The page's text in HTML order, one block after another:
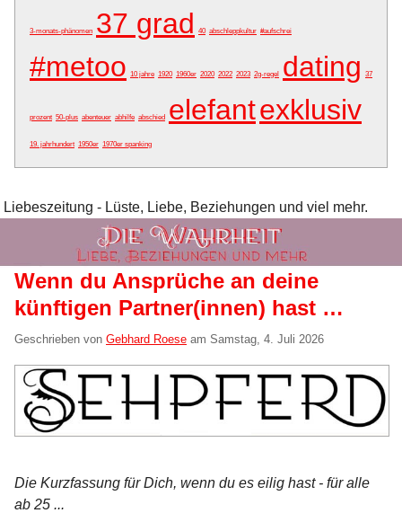
3-monats-phänomen 37 grad 40 abschleppkultur #aufschrei
#metoo 10 jahre 1920 1960er 2020 2022 2023 2g-regel dating 37
prozent 50-plus abenteuer abhilfe abschied elefantexklusiv
19. jahrhundert 1950er 1970er spanking
Liebeszeitung - Lüste, Liebe, Beziehungen und viel mehr.
Wenn du Ansprüche an deine
künftigen Partner(innen) hast …
Geschrieben von Gebhard Roese am Samstag, 4. Juli 2026
Die Kurzfassung für Dich, wenn du es eilig hast - für alle
ab 25 ...